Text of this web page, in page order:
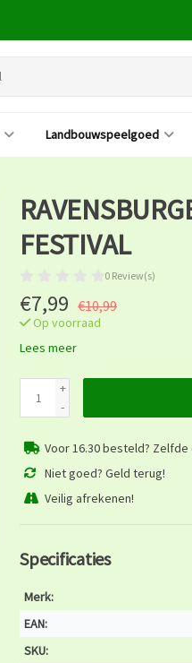
Landbouwspeelgoed
FESTIVAL
0 Review(s)
€7,99 €10,99
Op voorraad
Lees meer
+
-
Voor 16.30 besteld?
Niet goed? Geld terug!
Veilig afrekenen!
Specificaties
Merk:
EAN:
SKU: